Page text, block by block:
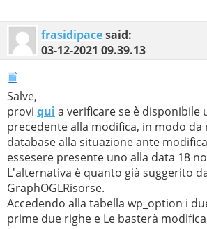
frasidipacesaid:
03-12-2021 09.39.13
Salve,
provi qui a verificare se è disponibile
precedente alla modifica, in modo
database alla situazione ante
essesere presente uno alla data 18
L'alternativa è quanto già suggerito
GraphOGLRisorse.
Accedendo alla tabella wp_option i
prime due righe e Le basterà